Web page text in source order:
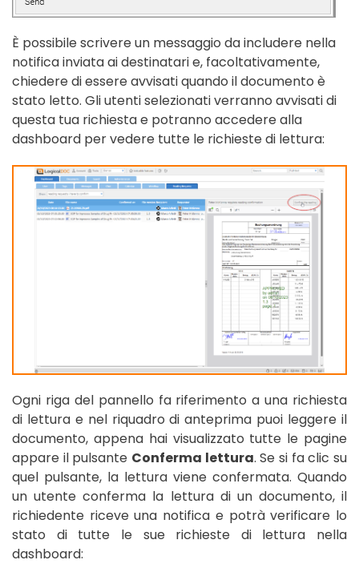
È possibile scrivere un messaggio da includere nella
notifica inviata ai destinatari e, facoltativamente,
chiedere di essere avvisati quando il documento è
stato letto. Gli utenti selezionati verranno avvisati di
questa tua richiesta e potranno accedere alla
dashboard per vedere tutte le richieste di lettura:
Ogni riga del pannello fa riferimento a una richiesta
di lettura e nel riquadro di anteprima puoi leggere il
documento, appena hai visualizzato tutte le pagine
appare il pulsante Conferma lettura. Se si fa clic su
quel pulsante, la lettura viene confermata. Quando
un utente conferma la lettura di un documento, il
richiedente riceve una notifica e potrà verificare lo
stato di tutte le sue richieste di lettura nella
dashboard: